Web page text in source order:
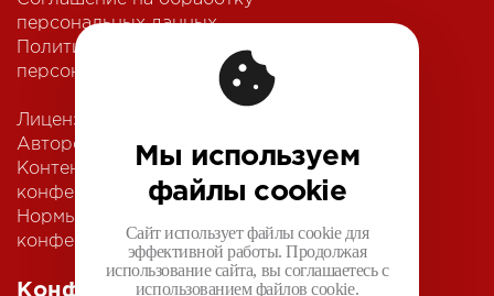
Конференции
персональных данных
Политика обработки
персональных данных
Лицензионный договор с
Автором
Контентная политика
конференции
Нормы поведения для
конференции
Мы используем
файлы cookie
Сайт использует файлы cookie для
эффективной работы. Продолжая
использование сайта, вы соглашаетесь с
использованием файлов cookie.